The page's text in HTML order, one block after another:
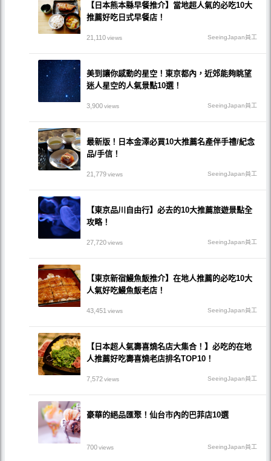
【日本熊本縣早餐推介】當地超人氣的必吃10大
推薦好吃日式早餐店！
21,110views SeeingJapan員工
美到讓你感動的星空！東京都內，近郊能夠眺望
迷人星空的人氣景點10選！
3,900views SeeingJapan員工
最新版！日本金澤必買10大推薦名產伴手禮/紀念
品/手信！
21,779views SeeingJapan員工
【東京品川自由行】必去的10大推薦旅遊景點全
攻略！
27,720views SeeingJapan員工
【東京新宿鰻魚飯推介】在地人推薦的必吃10大
人氣好吃鰻魚飯老店！
43,451 views SeeingJapan員工
【日本超人氣壽喜燒名店大集合！】必吃的在地
人推薦好吃壽喜燒老店排名TOP10！
7,572views SeeingJapan員工
豪華的絕品匯聚！仙台市內的巴菲店10選
700views SeeingJapan員工